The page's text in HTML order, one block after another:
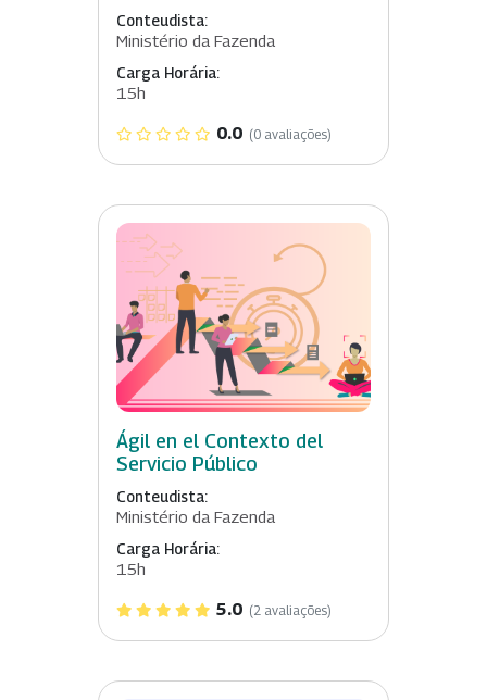
Conteudista:
Ministério da Fazenda
Carga Horária:
15h
0.0 (0 avaliações)
Ágil en el Contexto del
Servicio Público
Conteudista:
Ministério da Fazenda
Carga Horária:
15h
5.0 (2 avaliações)